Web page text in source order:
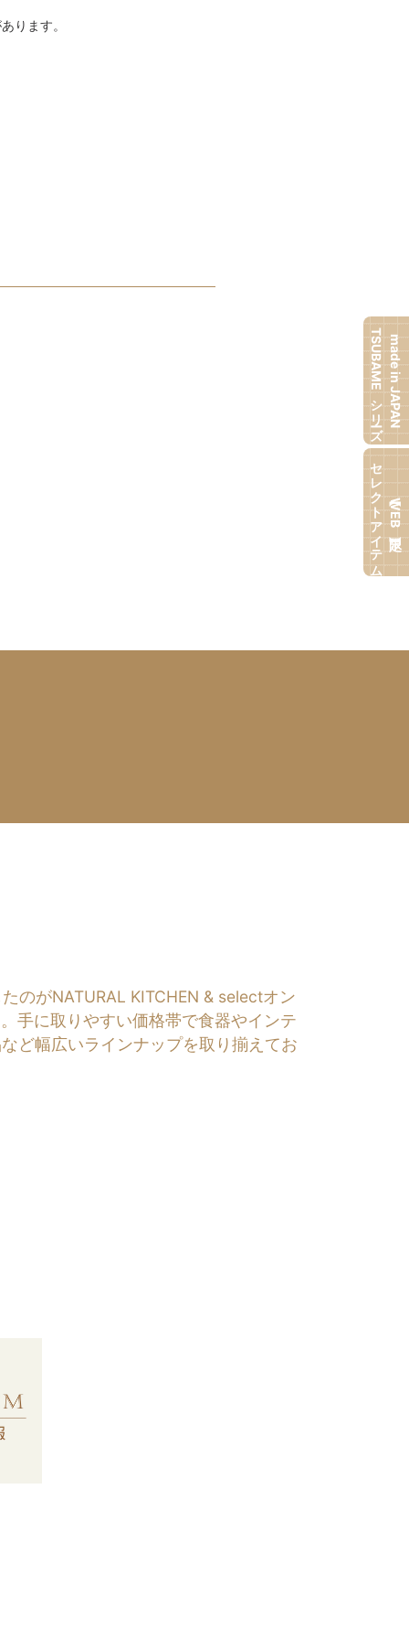
ります。
のがNATURAL KITCHEN & selectオン
手に取りやすい価格帯で食器やインテ
ど幅広いラインナップを取り揃えてお
made in JAPAN
TSUBAMEシリーズ
【WEB限定】
セレクトアイテム